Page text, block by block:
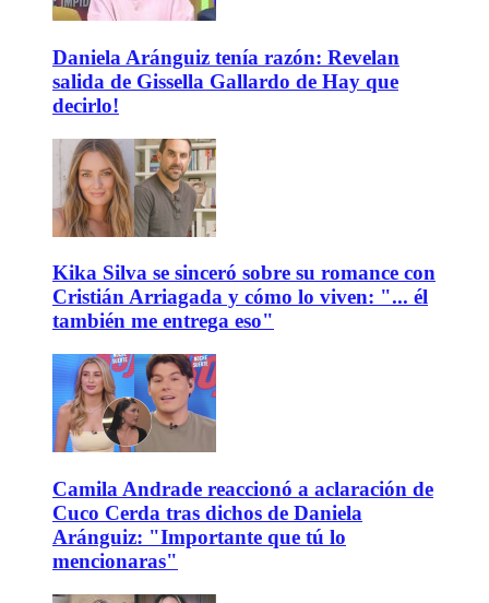
Daniela Aránguiz tenía razón: Revelan
salida de Gissella Gallardo de Hay que
decirlo!
Kika Silva se sinceró sobre su romance con
Cristián Arriagada y cómo lo viven: "... él
también me entrega eso"
Camila Andrade reaccionó a aclaración de
Cuco Cerda tras dichos de Daniela
Aránguiz: "Importante que tú lo
mencionaras"